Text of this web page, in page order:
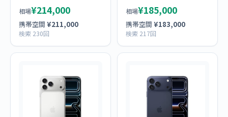
相場¥214,000
携帯空間 ¥211,000
検索 230回
相場¥185,000
携帯空間 ¥183,000
検索 217回